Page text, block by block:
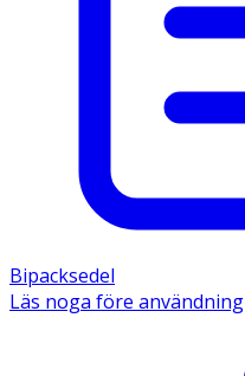
Bipacksedel
Läs noga före användning